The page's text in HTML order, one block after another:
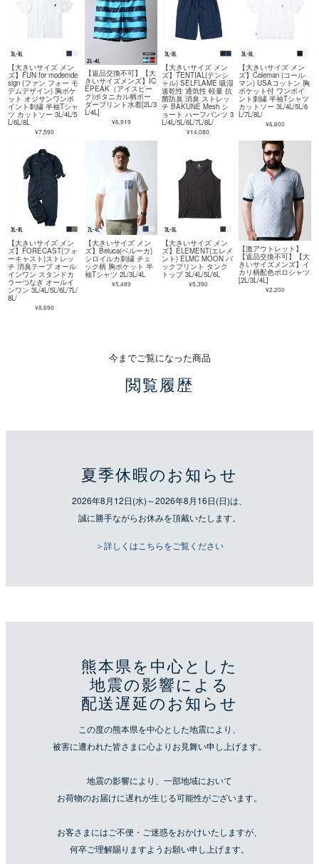
【大きいサイズ メン
ズ】FUN for modemde
sign (ファン フォー モ
デムデザイン) 胸ポケ
ット オジサンワンポ
イント刺繍 半袖Tシャ
ツ カットソー 3L/4L/5
L/6L/8L
¥7,590
【返品交換不可】【大
きいサイズメンズ】IC
EPEAK（アイスピー
ク)ボタニカル柄ボー
ダープリント水着[2L/3
L/4L]
¥6,919
【大きいサイズ メン
ズ】TENTIAL(テンシ
ャル) SELFLAME 吸湿
速乾性 通気性 軽量 抗
菌防臭 消臭 ストレッ
チ BAKUNE Mesh シ
ョート ハーフパンツ 3
L/4L/5L/6L/7L/8L/
¥14,080
【大きいサイズ メン
ズ】Coleman (コール
マン) USAコットン 胸
ポケット付 ワンポイ
ント刺繍 半袖Tシャツ
カットソー 3L/4L/5L/6
L/7L/8L/
¥6,600
【大きいサイズ メン
ズ】FORECAST(フォ
ーキャスト)ストレッ
チ 消臭テープ オール
インワン スタンドカ
ラーつなぎ オールイ
ンワン 3L/4L/5L/6L/7L/
8L/
¥8,690
【大きいサイズ メン
ズ】Beluca(ベルーカ)
シロイルカ刺繍 チェ
ック柄 胸ポケット 半
袖Tシャツ 2L/3L/4L
¥5,489
【大きいサイズ メン
ズ】ELEMENT(エレメ
ント) ELMC MOON バ
ックプリント タンク
トップ 3L/4L/5L/6L
¥5,390
【激アウトレット】
【返品交換不可】【大
きいサイズメンズ】イ
カリ柄配色ポロシャツ
[2L/3L/4L]
¥2,200
今までご覧になった商品
閲覧履歴
夏季休暇のお知らせ
2026年8月12日(水)～2026年8月16日(日)は、
誠に勝手ながらお休みを頂戴いたします。
＞詳しくはこちらをご覧ください
熊本県を中心とした
地震の影響による
配送遅延のお知らせ
この度の熊本県を中心とした地震により、
被害に遭われた皆さまに心よりお見舞い申し上げます。
地震の影響により、一部地域において
お荷物のお届けに遅れが生じる可能性がございます。
お客さまにはご不便・ご迷惑をおかけいたしますが、
何卒ご理解賜りますようお願い申し上げます。